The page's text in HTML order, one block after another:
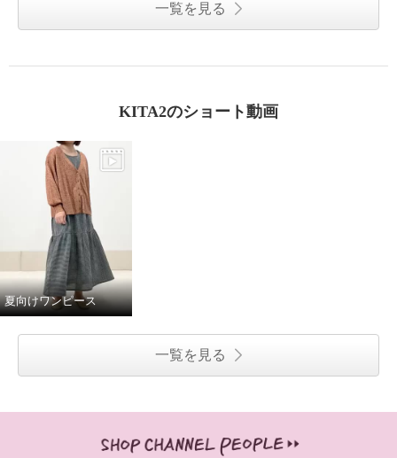
一覧を見る
KITA2のショート動画
夏向けワンピース
一覧を見る